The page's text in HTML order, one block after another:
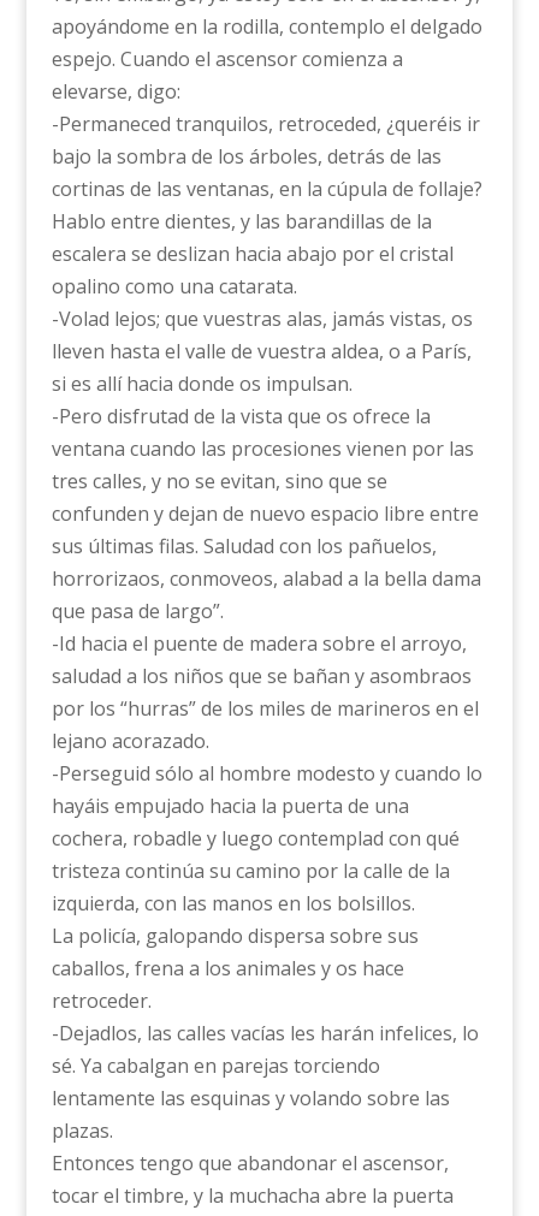
apoyándome en la rodilla, contemplo el delgado
espejo. Cuando el ascensor comienza a
elevarse, digo:
-Permaneced tranquilos, retroceded, ¿queréis ir
bajo la sombra de los árboles, detrás de las
cortinas de las ventanas, en la cúpula de follaje?
Hablo entre dientes, y las barandillas de la
escalera se deslizan hacia abajo por el cristal
opalino como una catarata.
-Volad lejos; que vuestras alas, jamás vistas, os
lleven hasta el valle de vuestra aldea, o a París,
si es allí hacia donde os impulsan.
-Pero disfrutad de la vista que os ofrece la
ventana cuando las procesiones vienen por las
tres calles, y no se evitan, sino que se
confunden y dejan de nuevo espacio libre entre
sus últimas filas. Saludad con los pañuelos,
horrorizaos, conmoveos, alabad a la bella dama
que pasa de largo”.
-Id hacia el puente de madera sobre el arroyo,
saludad a los niños que se bañan y asombraos
por los “hurras” de los miles de marineros en el
lejano acorazado.
-Perseguid sólo al hombre modesto y cuando lo
hayáis empujado hacia la puerta de una
cochera, robadle y luego contemplad con qué
tristeza continúa su camino por la calle de la
izquierda, con las manos en los bolsillos.
La policía, galopando dispersa sobre sus
caballos, frena a los animales y os hace
retroceder.
-Dejadlos, las calles vacías les harán infelices, lo
sé. Ya cabalgan en parejas torciendo
lentamente las esquinas y volando sobre las
plazas.
Entonces tengo que abandonar el ascensor,
tocar el timbre, y la muchacha abre la puerta